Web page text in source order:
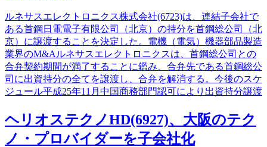
ルネサスエレクトロニクス株式会社(6723)は、連結子会社で
ある首鋼日電電子有限公司（北京）の持分を首鋼総公司（北
京）に譲渡することを決定した。電機（電気）機器部品製造
業界のM&Aルネサスエレクトロニクスは、首鋼総公司との
合弁契約期間が満了することに鑑み、合弁先である首鋼総公
司に出資持分の全てを譲渡し、合弁を解消する。今後のスケ
ジュール平成25年11月中国商務部門認可により出資持分譲渡
ヘリオステクノHD(6927)、大阪のテク
ノ・プロバイダーを子会社化